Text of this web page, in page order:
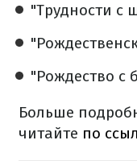
"Трудности с
"Рождество с
Больше
читайте по